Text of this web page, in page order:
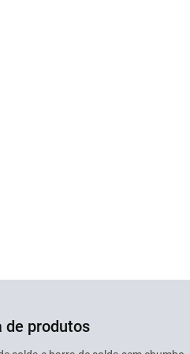
de produtos